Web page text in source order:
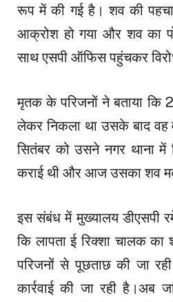
रूप में की गई है। शव की
आक्रोश हो गया और शव का
साथ एसपी ऑफिस पहुंचकर
मृतक के परिजनों ने बताया कि
लेकर निकला था उसके बाद वह
सितंबर को उसने नगर थाना में
कराई थी और आज उसका शव
इस संबंध में मुख्यालय डीएसपी
कि लापता ई रिक्शा चालक
परिजनों से पूछताछ की जा
कार्रवाई की जा रही है।अब